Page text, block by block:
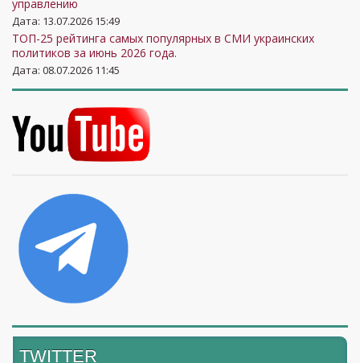
управлению
Дата: 13.07.2026 15:49
ТОП-25 рейтинга самых популярных в СМИ украинских
политиков за июнь 2026 года.
Дата: 08.07.2026 11:45
TWITTER